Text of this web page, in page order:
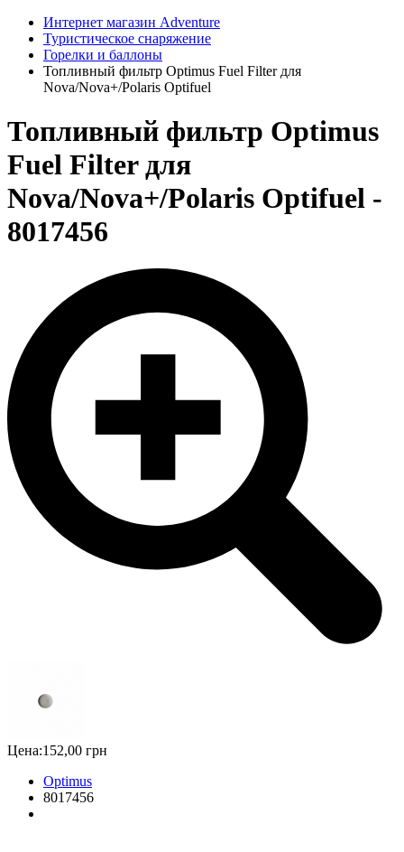
Интернет магазин Adventure
Туристическое снаряжение
Горелки и баллоны
Топливный фильтр Optimus Fuel Filter для
Nova/Nova+/Polaris Optifuel
Топливный фильтр Optimus
Fuel Filter для
Nova/Nova+/Polaris Optifuel -
8017456
Цена:152,00 грн
Optimus
8017456